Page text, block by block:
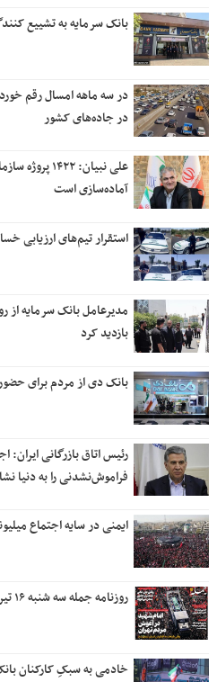
بانک سرمایه به تشییع
در جاده‌های کشور
علی نبیان:
آماده‌سازی است
استقرار تیم‌های ارزیابی
مدیرعامل بانک سرمایه از
بازدید کرد
بانک دی از مردم برای
رئیس اتاق بازرگانی
فراموش‌نشدنی را به دنیا
ایمنی در سایه اجتماع
روزنامه جمله سه شنبه ۱۶ تیر ۱۴۰۵
خادمی به سبکِ کارکنان